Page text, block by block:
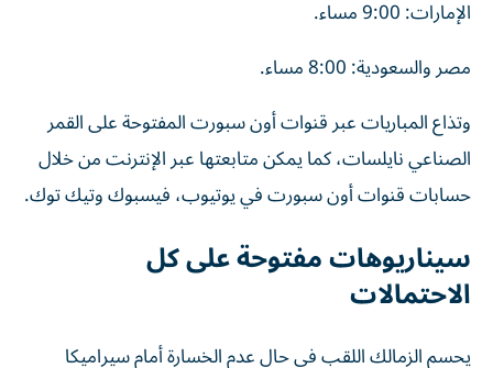
الإمارات: 9:00 مساء.
مصر والسعودية: 8:00 مساء.
وتذاع المباريات عبر قنوات أون سبورت المفتوحة على القمر
الصناعي نايلسات، كما يمكن متابعتها عبر الإنترنت من خلال
حسابات قنوات أون سبورت في يوتيوب، فيسبوك وتيك توك.
سيناريوهات مفتوحة على كل
الاحتمالات
يحسم الزمالك اللقب في حال عدم الخسارة أمام سيراميكا